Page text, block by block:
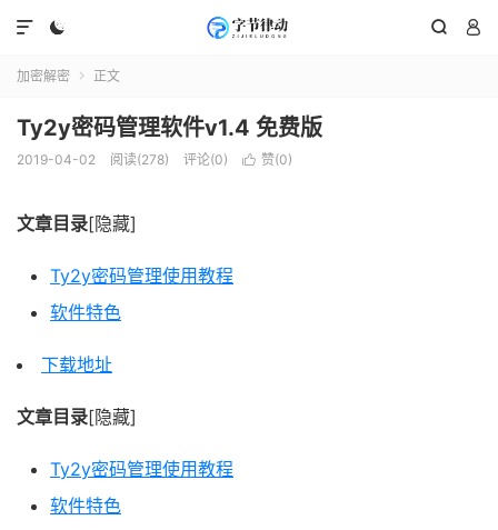
  

加密解密  正文
Ty2y密码管理软件v1.4 免费版
2019-04-02 阅读(278) 评论(0)  赞(0)
文章目录[隐藏]
Ty2y密码管理使用教程
软件特色
下载地址
文章目录[隐藏]
Ty2y密码管理使用教程
软件特色